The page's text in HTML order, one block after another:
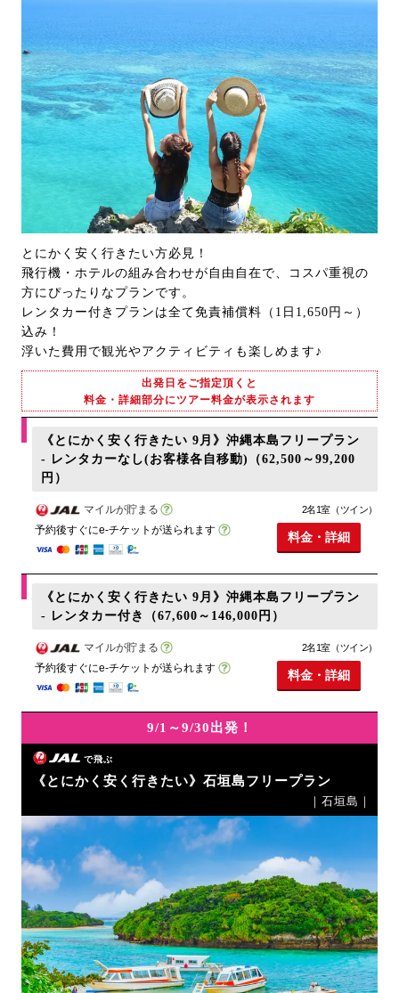
とにかく安く行きたい方必見！
飛行機・ホテルの組み合わせが自由自在で、コスパ重視の
方にぴったりなプランです。
レンタカー付きプランは全て免責補償料（1日1,650円～）
込み！
浮いた費用で観光やアクティビティも楽しめます♪
出発日をご指定頂くと
料金・詳細部分にツアー料金が表示されます
《とにかく安く行きたい 9月》沖縄本島フリープラン
- レンタカーなし(お客様各自移動)（62,500～99,200
円）
マイルが貯まる
予約後すぐにe-チケットが送られます
2名1室（ツイン）
料金・詳細
《とにかく安く行きたい 9月》沖縄本島フリープラン
- レンタカー付き（67,600～146,000円）
マイルが貯まる
予約後すぐにe-チケットが送られます
2名1室（ツイン）
料金・詳細
9/1～9/30出発！
で飛ぶ
《とにかく安く行きたい》石垣島フリープラン
｜石垣島｜